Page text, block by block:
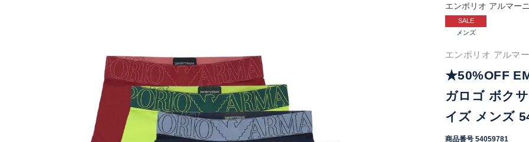
エンポリオ アルマーニ
SALE
メンズ
エンポリオ アルマ
★50%OFF
ガロゴ ボク
イズ メンズ
商品番号 54059781